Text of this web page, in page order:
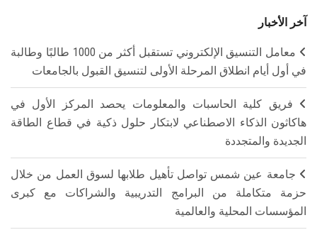
آخر الأخبار
معامل التنسيق الإلكتروني تستقبل أكثر من 1000 طالبًا وطالبة
في أول أيام انطلاق المرحلة الأولى لتنسيق القبول بالجامعات
فريق كلية الحاسبات والمعلومات يحصد المركز الأول في
هاكاثون الذكاء الاصطناعي لابتكار حلول ذكية في قطاع الطاقة
الجديدة والمتجددة
جامعة عين شمس تواصل تأهيل طلابها لسوق العمل من خلال
حزمة متكاملة من البرامج التدريبية والشراكات مع كبرى
المؤسسات المحلية والعالمية